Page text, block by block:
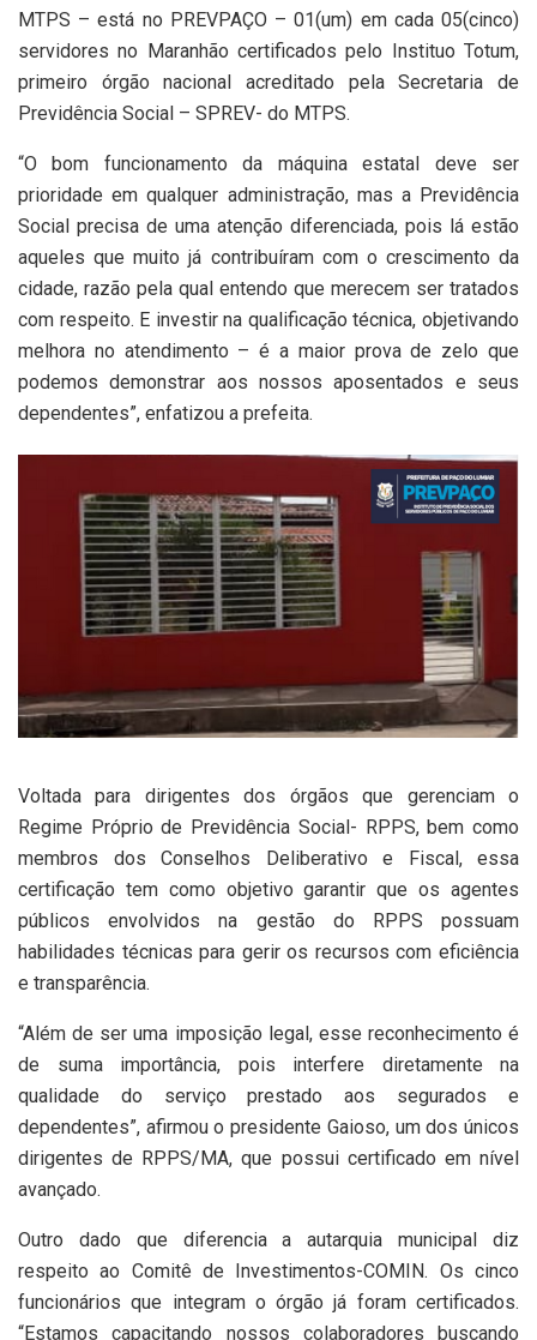
MTPS – está no PREVPAÇO – 01(um) em cada 05(cinco)
servidores no Maranhão certificados pelo Instituo Totum,
primeiro órgão nacional acreditado pela Secretaria de
Previdência Social – SPREV- do MTPS.
“O bom funcionamento da máquina estatal deve ser
prioridade em qualquer administração, mas a Previdência
Social precisa de uma atenção diferenciada, pois lá estão
aqueles que muito já contribuíram com o crescimento da
cidade, razão pela qual entendo que merecem ser tratados
com respeito. E investir na qualificação técnica, objetivando
melhora no atendimento – é a maior prova de zelo que
podemos demonstrar aos nossos aposentados e seus
dependentes”, enfatizou a prefeita.
Voltada para dirigentes dos órgãos que gerenciam o
Regime Próprio de Previdência Social- RPPS, bem como
membros dos Conselhos Deliberativo e Fiscal, essa
certificação tem como objetivo garantir que os agentes
públicos envolvidos na gestão do RPPS possuam
habilidades técnicas para gerir os recursos com eficiência
e transparência.
“Além de ser uma imposição legal, esse reconhecimento é
de suma importância, pois interfere diretamente na
qualidade do serviço prestado aos segurados e
dependentes”, afirmou o presidente Gaioso, um dos únicos
dirigentes de RPPS/MA, que possui certificado em nível
avançado.
Outro dado que diferencia a autarquia municipal diz
respeito ao Comitê de Investimentos-COMIN. Os cinco
funcionários que integram o órgão já foram certificados.
“Estamos capacitando nossos colaboradores buscando